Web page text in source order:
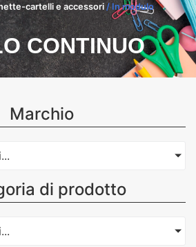
cartelli e accessori / In modulo
CONTINUO
Marchio
di prodotto